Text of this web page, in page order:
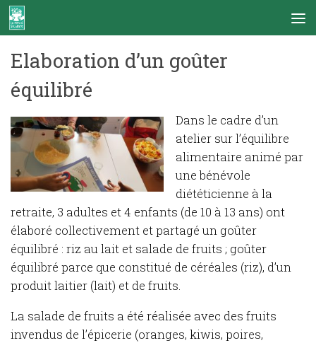
Skip to content
Elaboration d’un goûter
équilibré
Dans le cadre d’un
atelier sur l’équilibre
alimentaire animé par
une bénévole
diététicienne à la
retraite, 3 adultes et 4 enfants (de 10 à 13 ans) ont
élaboré collectivement et partagé un goûter
équilibré : riz au lait et salade de fruits ; goûter
équilibré parce que constitué de céréales (riz), d’un
produit laitier (lait) et de fruits.
La salade de fruits a été réalisée avec des fruits
invendus de l’épicerie (oranges, kiwis, poires,